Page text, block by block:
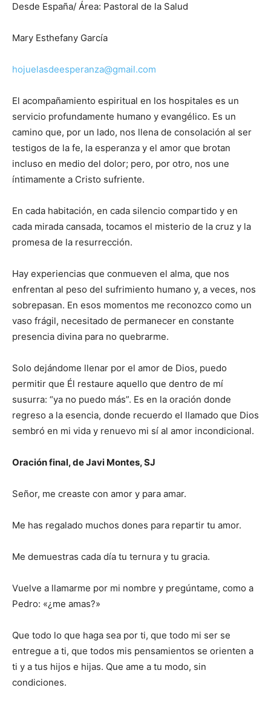
Desde España/ Área: Pastoral de la Salud
Mary Esthefany García
hojuelasdeesperanza@gmail.com
El acompañamiento espiritual en los hospitales es un
servicio profundamente humano y evangélico. Es un
camino que, por un lado, nos llena de consolación al ser
testigos de la fe, la esperanza y el amor que brotan
incluso en medio del dolor; pero, por otro, nos une
íntimamente a Cristo sufriente.
En cada habitación, en cada silencio compartido y en
cada mirada cansada, tocamos el misterio de la cruz y la
promesa de la resurrección.
Hay experiencias que conmueven el alma, que nos
enfrentan al peso del sufrimiento humano y, a veces, nos
sobrepasan. En esos momentos me reconozco como un
vaso frágil, necesitado de permanecer en constante
presencia divina para no quebrarme.
Solo dejándome llenar por el amor de Dios, puedo
permitir que Él restaure aquello que dentro de mí
susurra: “ya no puedo más”. Es en la oración donde
regreso a la esencia, donde recuerdo el llamado que Dios
sembró en mi vida y renuevo mi sí al amor incondicional.
Oración final, de Javi Montes, SJ
Señor, me creaste con amor y para amar.
Me has regalado muchos dones para repartir tu amor.
Me demuestras cada día tu ternura y tu gracia.
Vuelve a llamarme por mi nombre y pregúntame, como a
Pedro: «¿me amas?»
Que todo lo que haga sea por ti, que todo mi ser se
entregue a ti, que todos mis pensamientos se orienten a
ti y a tus hijos e hijas. Que ame a tu modo, sin
condiciones.